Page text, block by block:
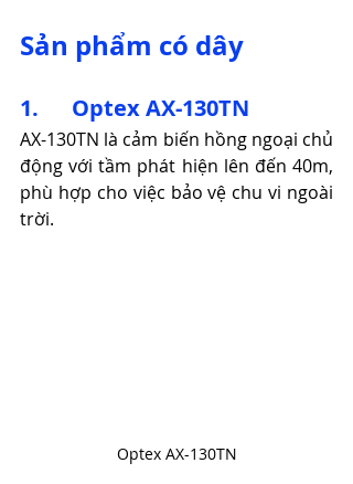
Sản phẩm có dây
1.      Optex AX-130TN
AX-130TN là cảm biến hồng ngoại chủ
động với tầm phát hiện lên đến 40m,
phù hợp cho việc bảo vệ chu vi ngoài
trời.​
Optex AX-130TN